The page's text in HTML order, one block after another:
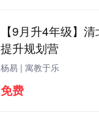
【9月升4年级】
提升规划营
杨易 | 寓教于乐
免费